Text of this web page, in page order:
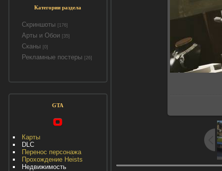
Категории раздела
Скриншоты [176]
Арты и Обои [35]
Сканы [0]
Рекламные постеры [26]
GTA
Карты
DLC
Перенос персонажа
Прохождение Heists
Недвижимость